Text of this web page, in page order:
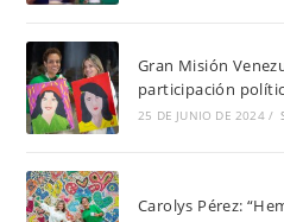
Gran Misión
participación
25 DE JUNIO DE 2024 /
Carolys Pérez: